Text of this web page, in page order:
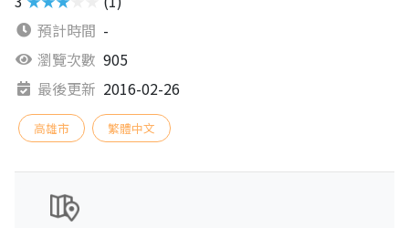
預計時間 -
瀏覽次數 905
最後更新 2016-02-26
高雄市 繁體中文